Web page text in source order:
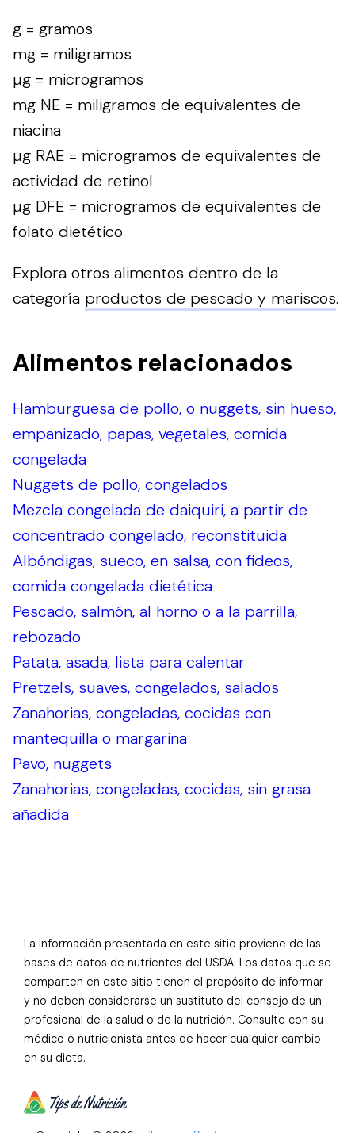
g = gramos
mg = miligramos
µg = microgramos
mg NE = miligramos de equivalentes de
niacina
µg RAE = microgramos de equivalentes de
actividad de retinol
µg DFE = microgramos de equivalentes de
folato dietético
Explora otros alimentos dentro de la
categoría productos de pescado y mariscos.
Alimentos relacionados
Hamburguesa de pollo, o nuggets, sin hueso,
empanizado, papas, vegetales, comida
congelada
Nuggets de pollo, congelados
Mezcla congelada de daiquiri, a partir de
concentrado congelado, reconstituida
Albóndigas, sueco, en salsa, con fideos,
comida congelada dietética
Pescado, salmón, al horno o a la parrilla,
rebozado
Patata, asada, lista para calentar
Pretzels, suaves, congelados, salados
Zanahorias, congeladas, cocidas con
mantequilla o margarina
Pavo, nuggets
Zanahorias, congeladas, cocidas, sin grasa
añadida
La información presentada en este sitio proviene de las
bases de datos de nutrientes del USDA. Los datos que se
comparten en este sitio tienen el propósito de informar
y no deben considerarse un sustituto del consejo de un
profesional de la salud o de la nutrición. Consulte con su
médico o nutricionista antes de hacer cualquier cambio
en su dieta.